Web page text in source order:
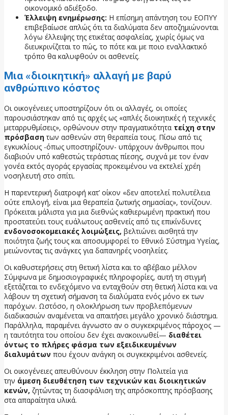
οικονομικό αδιέξοδο.
Έλλειψη ενημέρωσης: Η επίσημη απάντηση του ΕΟΠΥΥ
επιβεβαίωσε απλώς ότι τα διαλύματα δεν αποζημιώνονται
λόγω έλλειψης της ετικέτας ασφαλείας, χωρίς όμως να
διευκρινίζεται το πώς, το πότε και με ποιο εναλλακτικό
τρόπο θα καλυφθούν οι ασθενείς.
Μια «διοικητική» αλλαγή με βαρύ
ανθρώπινο κόστος
Οι οικογένειες υποστηρίζουν ότι οι αλλαγές, οι οποίες
παρουσιάστηκαν από τις αρχές ως «απλές διοικητικές ή τεχνικές
μεταρρυθμίσεις», ορθώνουν στην πραγματικότητα τείχη στην
πρόσβασητων ασθενών στη θεραπεία τους. Πίσω από τις
εγκυκλίους -όπως υποστηρίζουν- υπάρχουν άνθρωποι που
διαβιούν υπό καθεστώς τεράστιας πίεσης, συχνά με τον έναν
γονέα εκτός αγοράς εργασίας προκειμένου να εκτελεί χρέη
νοσηλευτή στο σπίτι.
Η παρεντερική διατροφή κατ’ οίκον «δεν αποτελεί πολυτέλεια
ούτε επιλογή, είναι μια θεραπεία ζωτικής σημασίας», τονίζουν.
Πρόκειται μάλιστα για μια διεθνώς καθιερωμένη πρακτική που
προστατεύει τους ευάλωτους ασθενείς από τις επικίνδυνες
ενδονοσοκομειακές λοιμώξεις, βελτιώνει αισθητά την
ποιότητα ζωής τους και αποσυμφορεί το Εθνικό Σύστημα Υγείας,
μειώνοντας τις ανάγκες για δαπανηρές νοσηλείες.
Οι καθυστερήσεις στη θετική λίστα και το αβέβαιο μέλλον
Σύμφωνα με δημοσιογραφικές πληροφορίες, αυτή τη στιγμή
εξετάζεται το ενδεχόμενο να ενταχθούν στη θετική λίστα και να
λάβουν τη σχετική σήμανση τα διαλύματα ενός μόνο εκ των
παρόχων. Ωστόσο, η ολοκλήρωση των προβλεπόμενων
διαδικασιών αναμένεται να απαιτήσει μεγάλο χρονικό διάστημα.
Παράλληλα, παραμένει άγνωστο αν ο συγκεκριμένος πάροχος —
η ταυτότητα του οποίου δεν έχει ανακοινωθεί— διαθέτει
όντως το πλήρες φάσμα των εξειδικευμένων
διαλυμάτων που έχουν ανάγκη οι συγκεκριμένοι ασθενείς.
Οι οικογένειες απευθύνουν έκκληση στην Πολιτεία για
την άμεση διευθέτηση των τεχνικών και διοικητικών
κενών, ζητώντας τη διασφάλιση της απρόσκοπτης πρόσβασης
στα απαραίτητα υλικά.